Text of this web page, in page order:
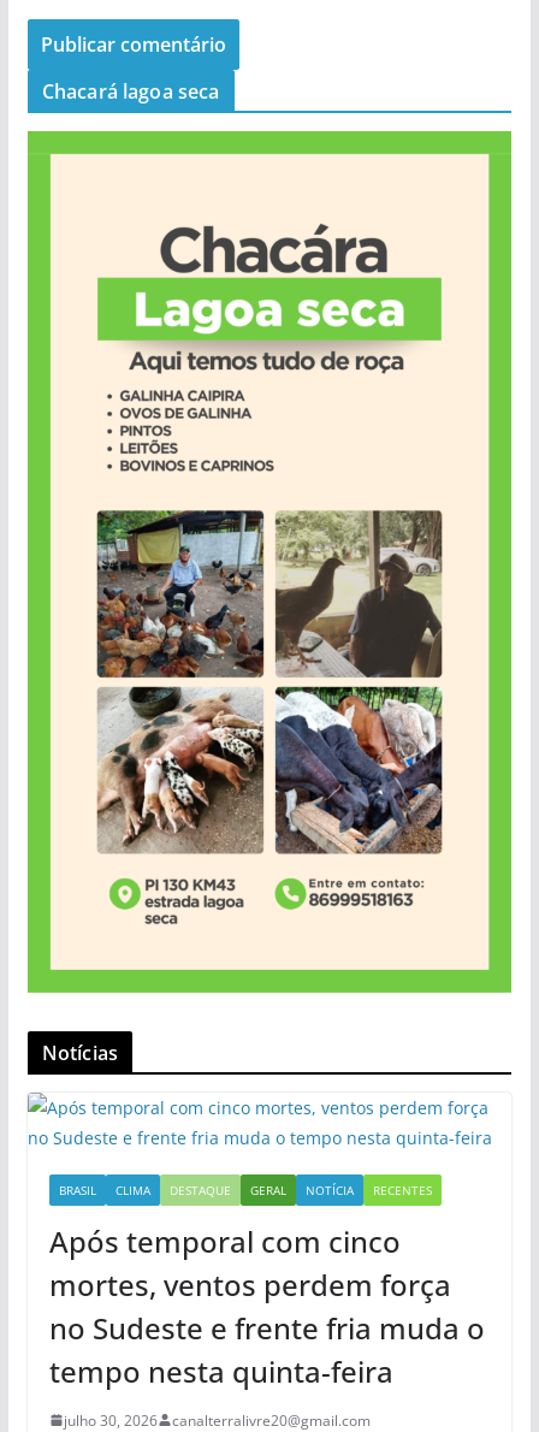
Chacará lagoa seca
Notícias
BRASIL CLIMA DESTAQUE GERAL NOTÍCIA RECENTES
Após temporal com cinco
mortes, ventos perdem força
no Sudeste e frente fria muda o
tempo nesta quinta-feira
julho 30, 2026 canalterralivre20@gmail.com